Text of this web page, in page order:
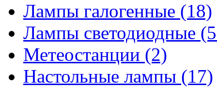
Лампы галогенные (18)
Лампы светодиодные
Метеостанции (2)
Настольные лампы (17)